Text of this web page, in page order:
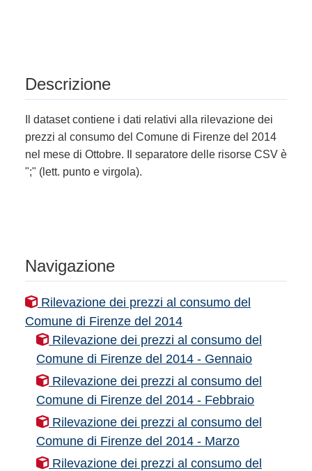
Descrizione
Il dataset contiene i dati relativi alla rilevazione dei
prezzi al consumo del Comune di Firenze del 2014
nel mese di Ottobre. Il separatore delle risorse CSV è
";" (lett. punto e virgola).
Navigazione
Rilevazione dei prezzi al consumo del
Comune di Firenze del 2014
Rilevazione dei prezzi al consumo del
Comune di Firenze del 2014 - Gennaio
Rilevazione dei prezzi al consumo del
Comune di Firenze del 2014 - Febbraio
Rilevazione dei prezzi al consumo del
Comune di Firenze del 2014 - Marzo
Rilevazione dei prezzi al consumo del